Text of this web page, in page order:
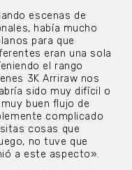
escenas de
había mucho
para que
eran una sola
el rango
3K Arriraw nos
sido muy difícil o
buen flujo de
complicado
cosas que
no tuve que
a este aspecto».